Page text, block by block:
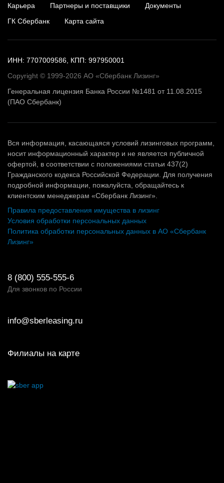
Карьера
Партнеры и поставщики
Документы
ГК Сбербанк
Карта сайта
ИНН: 7707009586, КПП: 997950001
Copyright © 1999-2026 АО «Сбербанк Лизинг»
Генеральная лицензия Банка России №1481 от 11.08.2015
(ПАО Сбербанк)
Вся информация, касающаяся условий лизинговых программ,
носит информационный характер и не является публичной
офертой, в соответствии с положениями статьи 437(2)
Гражданского кодекса Российской Федерации. Для получения
подробной информации, пожалуйста, обращайтесь к
клиентским менеджерам «Сбербанк Лизинг».
Правила предоставления имущества в лизинг
Условия обработки персональных данных
Политика обработки персональных данных в АО «Сбербанк
Лизинг»
8 (800) 555-555-6
Для звонков по России
info@sberleasing.ru
Филиалы на карте